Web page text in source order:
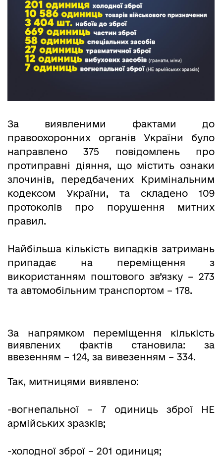
За виявленими фактами до
правоохоронних органів України було
направлено 375 повідомлень про
протиправні діяння, що містить ознаки
злочинів, передбачених Кримінальним
кодексом України, та складено 109
протоколів про порушення митних
правил.
Найбільша кількість випадків затримань
припадає на переміщення з
використанням поштового зв’язку – 273
та автомобільним транспортом – 178.
За напрямком переміщення кількість
виявлених фактів становила: за
ввезенням – 124, за вивезенням – 334.
Так, митницями виявлено:
-вогнепальної – 7 одиниць зброї НЕ
армійських зразків;
-холодної зброї – 201 одиниця;